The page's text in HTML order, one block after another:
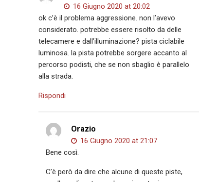
16 Giugno 2020 at 20:02
ok c’è il problema aggressione. non l’avevo
considerato. potrebbe essere risolto da delle
telecamere e dall’illuminazione? pista ciclabile
luminosa. la pista potrebbe sorgere accanto al
percorso podisti, che se non sbaglio è parallelo
alla strada.
Rispondi
Orazio
16 Giugno 2020 at 21:07
Bene così.
C’è però da dire che alcune di queste piste,